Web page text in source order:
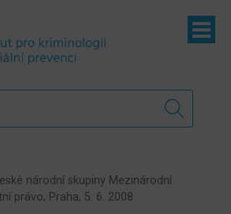
národní skupiny Mezinárodní
právo, Praha, 5. 6. 2008